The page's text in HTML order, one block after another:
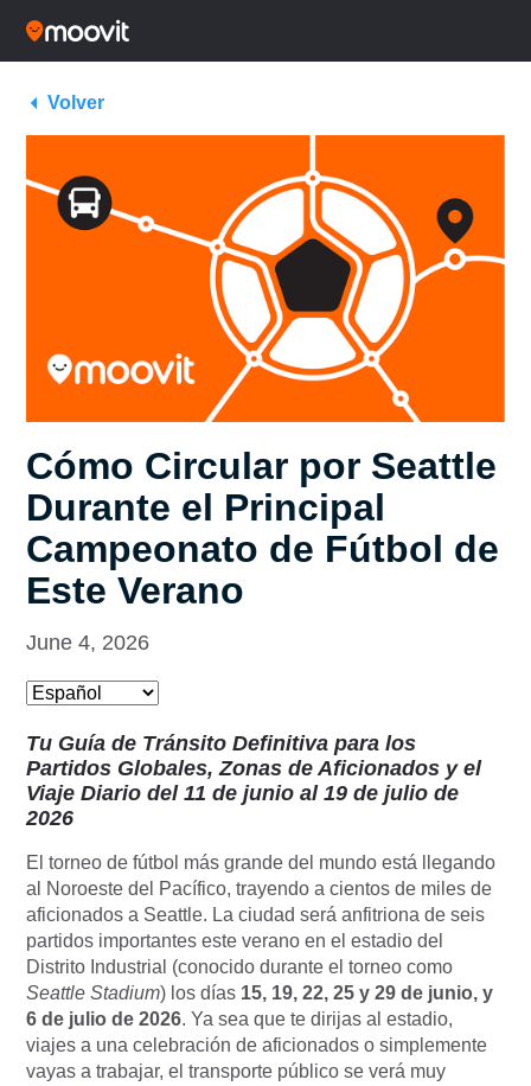
Volver
Cómo Circular por Seattle
Durante el Principal
Campeonato de Fútbol de
Este Verano
June 4, 2026
Tu Guía de Tránsito Definitiva para los
Partidos Globales, Zonas de Aficionados y el
Viaje Diario del 11 de junio al 19 de julio de
2026
El torneo de fútbol más grande del mundo está llegando
al Noroeste del Pacífico, trayendo a cientos de miles de
aficionados a Seattle. La ciudad será anfitriona de seis
partidos importantes este verano en el estadio del
Distrito Industrial (conocido durante el torneo como
Seattle Stadium) los días 15, 19, 22, 25 y 29 de junio, y
6 de julio de 2026. Ya sea que te dirijas al estadio,
viajes a una celebración de aficionados o simplemente
vayas a trabajar, el transporte público se verá muy